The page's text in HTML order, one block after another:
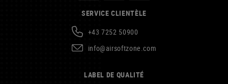
SERVICE CLIENTÈLE
+43 7252 50900
info@airsoftzone.com
LABEL DE QUALITÉ